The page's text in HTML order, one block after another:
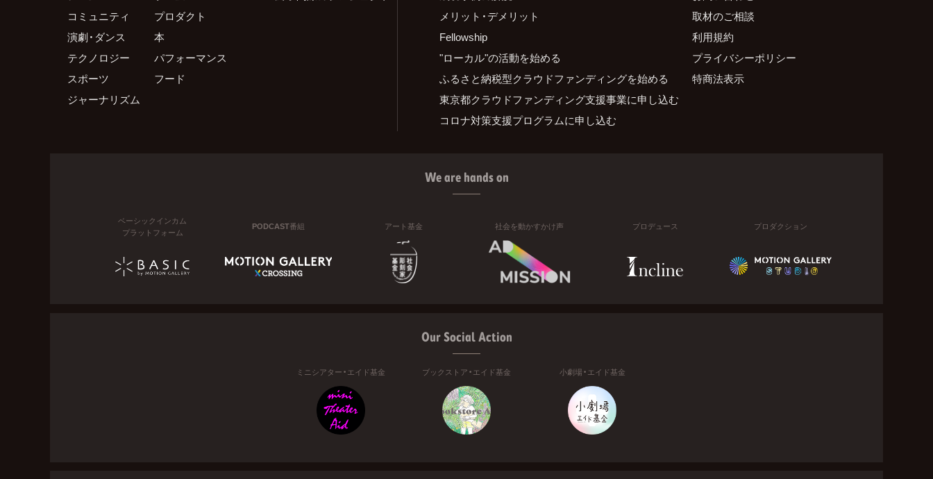
コミュニティ
プロダクト
演劇・ダンス
本
テクノロジー
パフォーマンス
スポーツ
フード
ジャーナリズム
メリット・デメリット
Fellowship
"ローカル"の活動を始める
ふるさと納税型クラウドファンディングを始める
東京都クラウドファンディング支援事業に申し込む
コロナ対策支援プログラムに申し込む
取材のご相談
利用規約
プライバシーポリシー
特商法表示
We are hands on
ベーシックインカム
プラットフォーム
PODCAST番組 アート基金 社会を動かすかけ声 プロデュース プロダクション
Our Social Action
ミニシアター・エイド基金 ブックストア・エイド基金 小劇場・エイド基金